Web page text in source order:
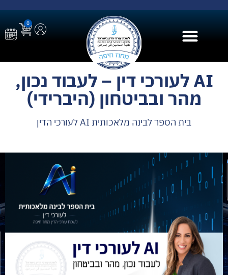
0
AI לעורכי דין – לעבוד נכון,
מהר ובביטחון (היברידי)
בית הספר לבינה מלאכותית AI לעורכי הדין